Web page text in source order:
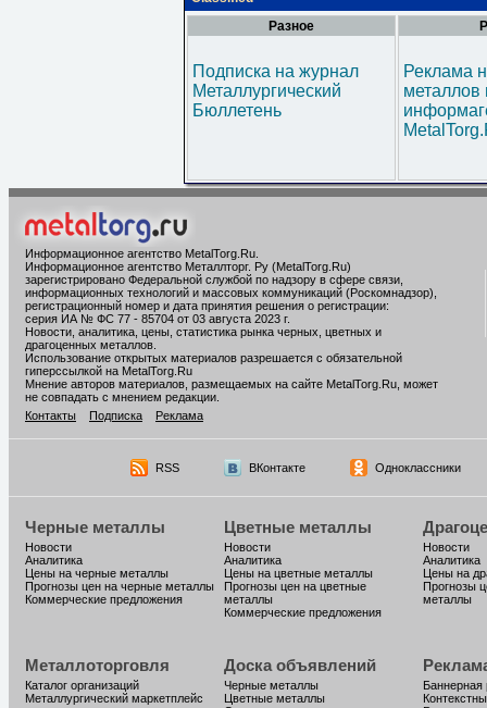
Разное
Подписка на журнал
Металлургический
Бюллетень
Реклама
металлов
Информационное агентство MetalTorg.Ru
Информационное агентство Металлторг. Ру (MetalTorg.Ru)
зарегистрировано Федеральной службой по надзору в сфере связи,
информационных технологий и массовых коммуникаций (Роскомнадзор),
регистрационный номер и дата принятия решения о регистрации:
серия ИА № ФС 77 - 85704 от 03 августа 2023 г.
Новости, аналитика, цены, статистика рынка черных, цветных и
драгоценных металлов.
Использование открытых материалов разрешается с обязательной
гиперссылкой на MetalTorg.Ru
Мнение авторов материалов, размещаемых на сайте MetalTorg.Ru, может
не совпадать с мнением редакции.
Контакты
Подписка Реклама
RSS ВКонтакте Одноклассники
Черные металлы
Новости
Аналитика
Цены на черные металлы
Прогнозы цен на черные металлы
Коммерческие предложения
Цветные металлы
Новости
Аналитика
Цены на цветные металлы
Прогнозы цен на цветные
металлы
Коммерческие предложения
Новости
Аналитика
Цены на
Прогнозы
металлы
Металлоторговля
Каталог организаций
Металлургический маркетплейс
Доска объявлений
Черные металлы
Цветные металлы
Баннерная